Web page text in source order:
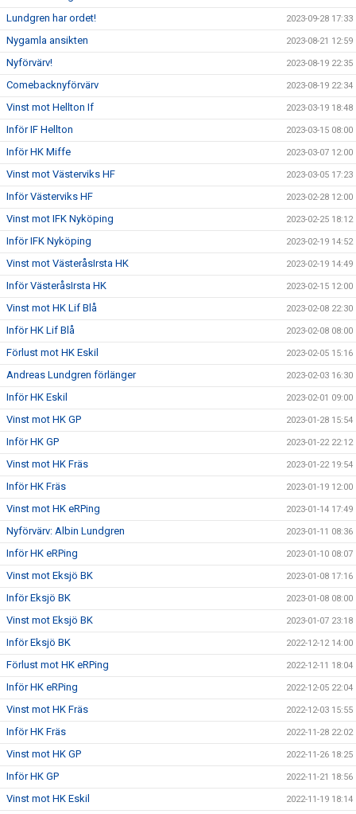
Lundgren har ordet! 2023-09-28 17:33
Nygamla ansikten 2023-08-21 12:59
Nyförvärv! 2023-08-19 22:35
Comebacknyförvärv 2023-08-19 22:34
Vinst mot Hellton If 2023-03-19 18:48
Inför IF Hellton 2023-03-15 08:00
Inför HK Miffe 2023-03-07 12:00
Vinst mot Västerviks HF 2023-03-05 17:23
Inför Västerviks HF 2023-02-28 12:00
Vinst mot IFK Nyköping 2023-02-25 18:12
Inför IFK Nyköping 2023-02-19 14:52
Vinst mot VästeråsIrsta HK 2023-02-19 14:49
Inför VästeråsIrsta HK 2023-02-15 12:00
Vinst mot HK Lif Blå 2023-02-08 22:30
Inför HK Lif Blå 2023-02-08 08:00
Förlust mot HK Eskil 2023-02-05 15:16
Andreas Lundgren förlänger 2023-02-03 16:30
Inför HK Eskil 2023-02-01 09:00
Vinst mot HK GP 2023-01-28 15:54
Inför HK GP 2023-01-22 22:12
Vinst mot HK Fräs 2023-01-22 19:54
Inför HK Fräs 2023-01-19 12:00
Vinst mot HK eRPing 2023-01-14 17:49
Nyförvärv: Albin Lundgren 2023-01-11 08:36
Inför HK eRPing 2023-01-10 08:07
Vinst mot Eksjö BK 2023-01-08 17:16
Inför Eksjö BK 2023-01-08 08:00
Vinst mot Eksjö BK 2023-01-07 23:18
Inför Eksjö BK 2022-12-12 14:00
Förlust mot HK eRPing 2022-12-11 18:04
Inför HK eRPing 2022-12-05 22:04
Vinst mot HK Fräs 2022-12-03 15:55
Inför HK Fräs 2022-11-28 22:02
Vinst mot HK GP 2022-11-26 18:25
Inför HK GP 2022-11-21 18:56
Vinst mot HK Eskil 2022-11-19 18:14